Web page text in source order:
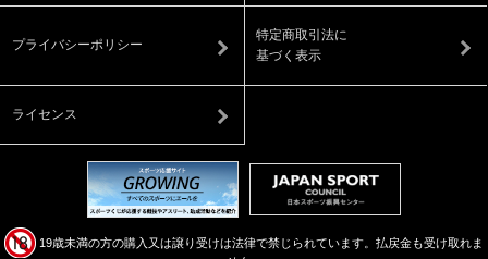
プライバシーポリシー
特定商取引法に
基づく表示
ライセンス
19歳未満の方の購入又は譲り受けは法律で禁じられています。払戻金も受け取れま